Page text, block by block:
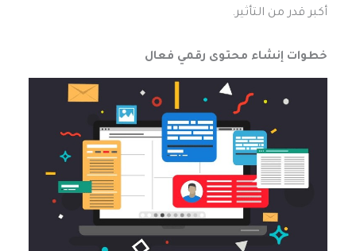
أكبر قدر من التأثير.
خطوات إنشاء محتوى رقمي فعال